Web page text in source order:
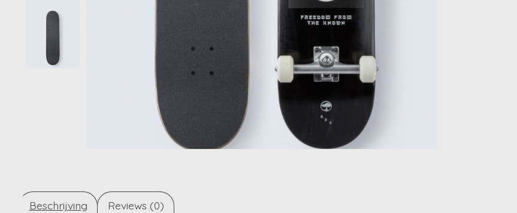
Beschrijving Reviews (0)